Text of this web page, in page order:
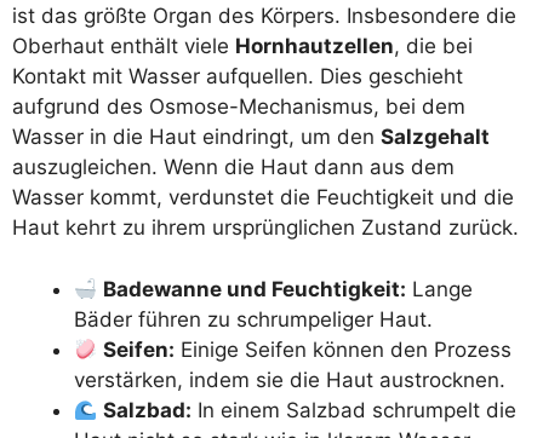
ist das größte Organ des Körpers. Insbesondere die
Oberhaut enthält viele Hornhautzellen, die bei
Kontakt mit Wasser aufquellen. Dies geschieht
aufgrund des Osmose-Mechanismus, bei dem
Wasser in die Haut eindringt, um den Salzgehalt
auszugleichen. Wenn die Haut dann aus dem
Wasser kommt, verdunstet die Feuchtigkeit und die
Haut kehrt zu ihrem ursprünglichen Zustand zurück.
Badewanne und Feuchtigkeit: Lange
Bäder führen zu schrumpeliger Haut.
Seifen: Einige Seifen können den Prozess
verstärken, indem sie die Haut austrocknen.
Salzbad: In einem Salzbad schrumpelt die